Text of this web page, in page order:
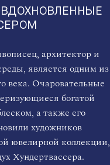
архитектор и
является одним из
века. Очаровательные
богатой
а также его
художников
ювелирной коллекции,
Хундертвассера.